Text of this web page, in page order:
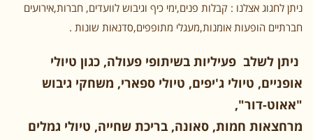
ניתן לחגוג אצלנו : קבלות פנים,ימי כיף וגיבוש לוועדים, חברות,אירועים
חברתיים הופעות אומנות,מעגלי מתופפים,סדנאות שונות .
ניתן לשלב פעיליות בשיתופי פעולה, כגון טיולי
אופניים, טיולי ג'יפים, טיולי ספארי, משחקי גיבוש
"אאוט-דור",
מרחצאות חמות, סאונה, בריכת שחייה, טיולי גמלים